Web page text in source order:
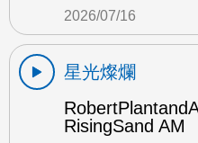
2026/07/16
星光燦爛
RisingSand AM